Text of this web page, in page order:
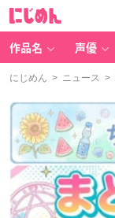
作品名 声優
にじめん > ニュース >